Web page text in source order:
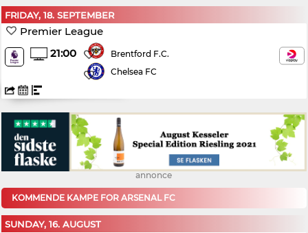
FRIDAY, 18. SEPTEMBER
Premier League
21:00
Brentford F.C.
Chelsea FC
annonce
KOMMENDE KAMPE FOR ARSENAL FC
SUNDAY, 16. AUGUST